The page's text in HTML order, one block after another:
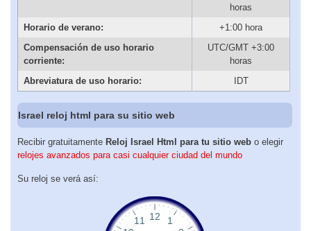
horas
Horario de verano:
+1:00 hora
Compensación de uso horario
corriente:
UTC/GMT +3:00
horas
Abreviatura de uso horario:
IDT
Israel reloj html para su sitio web
Recibir gratuitamente Reloj Israel Html para tu sitio web o elegir
relojes avanzados para casi cualquier ciudad del mundo
Su reloj se verá así: